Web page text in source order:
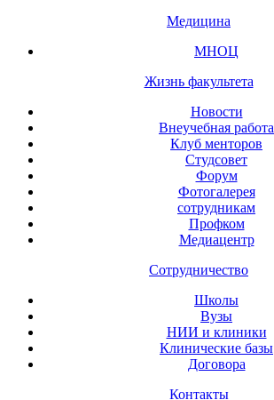
Медицина
МНОЦ
Жизнь факультета
Новости
Внеучебная работа
Клуб менторов
Студсовет
Форум
Фотогалерея
сотрудникам
Профком
Медиацентр
Сотрудничество
Школы
Вузы
НИИ и клиники
Клинические базы
Договора
Контакты